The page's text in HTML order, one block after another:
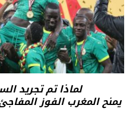
لماذا تم تجريد